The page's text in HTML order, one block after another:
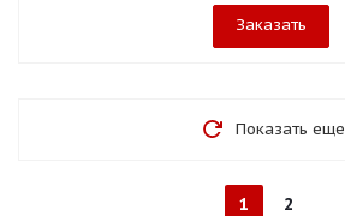
Заказать
Показать еще
1 2